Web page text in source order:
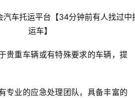
贵重车辆或有特殊要求的车辆，提
专业的应急处理团队，具备丰富的